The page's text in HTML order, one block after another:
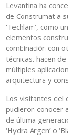
Levantina ha
de Construmat a
‘Techlam’, como
elementos
combinación con
técnicas, hacen
múltiples
arquitectura y
Los visitantes del
pudieron conocer
de última
‘Hydra Argen’ o